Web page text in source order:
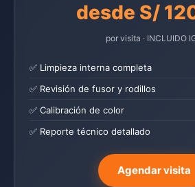
desde S/
por visita · INCLUIDO
✅ Limpieza interna completa
✅ Revisión de fusor y rodillos
✅ Calibración de color
✅ Reporte técnico detallado
Agendar visita